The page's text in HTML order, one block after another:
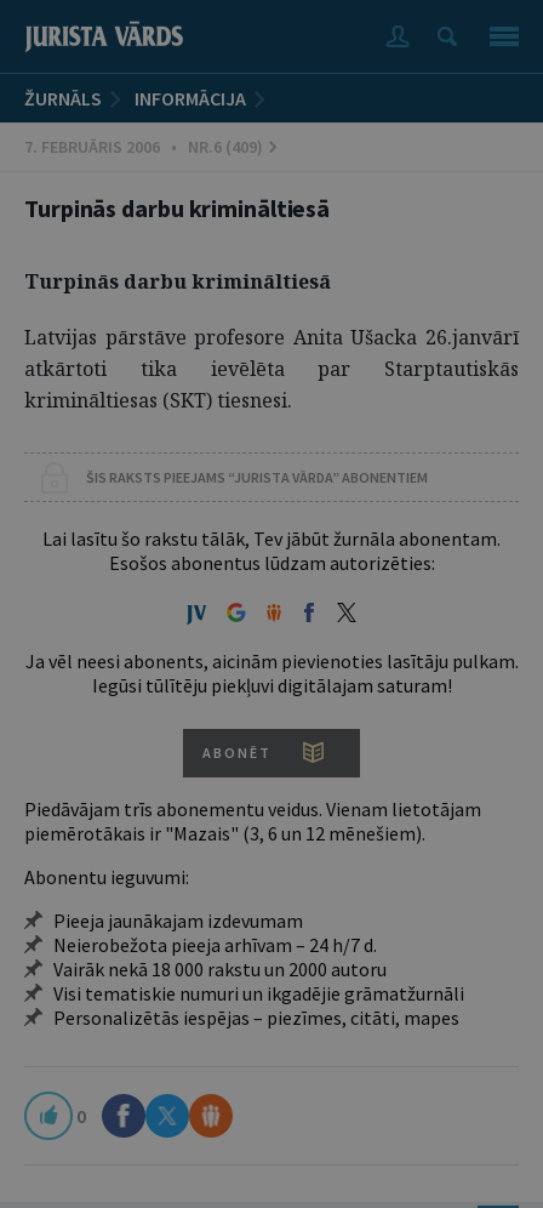
ŽURNĀLS INFORMĀCIJA
7. FEBRUĀRIS 2006 • NR.6 (409)
Turpinās darbu krimināltiesā
Turpinās darbu krimināltiesā
Latvijas pārstāve profesore Anita Ušacka 26.janvārī
atkārtoti tika ievēlēta par Starptautiskās
krimināltiesas (SKT) tiesnesi.
ŠIS RAKSTS PIEEJAMS “JURISTA VĀRDA” ABONENTIEM
Lai lasītu šo rakstu tālāk, Tev jābūt žurnāla abonentam.
Esošos abonentus lūdzam autorizēties:
Ja vēl neesi abonents, aicinām pievienoties lasītāju pulkam.
Iegūsi tūlītēju piekļuvi digitālajam saturam!
ABONĒT
Piedāvājam trīs abonementu veidus. Vienam lietotājam
piemērotākais ir "Mazais" (3, 6 un 12 mēnešiem).
Abonentu ieguvumi:
Pieeja jaunākajam izdevumam
Neierobežota pieeja arhīvam – 24 h/7 d.
Vairāk nekā 18 000 rakstu un 2000 autoru
Visi tematiskie numuri un ikgadējie grāmatžurnāli
Personalizētās iespējas – piezīmes, citāti, mapes
0